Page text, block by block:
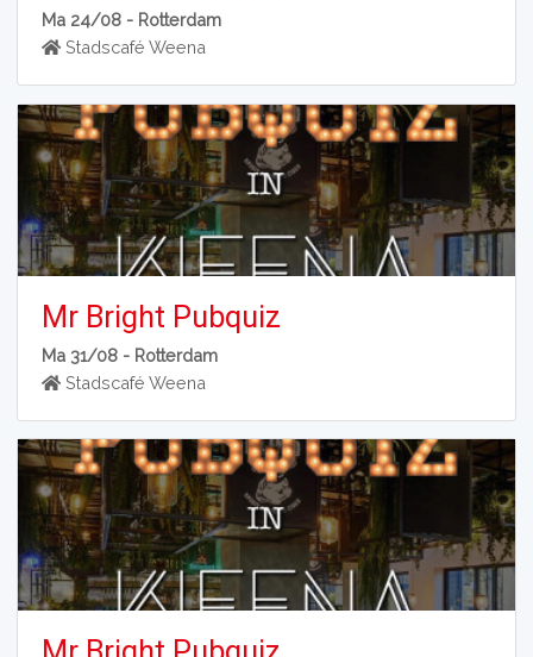
Ma 24/08 - Rotterdam
Stadscafé Weena
Mr Bright Pubquiz
Ma 31/08 - Rotterdam
Stadscafé Weena